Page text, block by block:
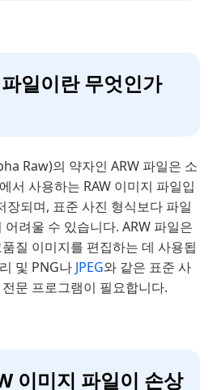
일이란 무엇인가
Raw)의 약자인 ARW 파일은 소
서 사용하는 RAW 이미지 파일입
장되며, 표준 사진 형식보다 파일
려울 수 있습니다. ARW 파일은
질 이미지를 편집하는 데 사용됩
및 PNG나 JPEG와 같은 표준 사
문 프로그램이 필요합니다.
이미지 파일이 손상